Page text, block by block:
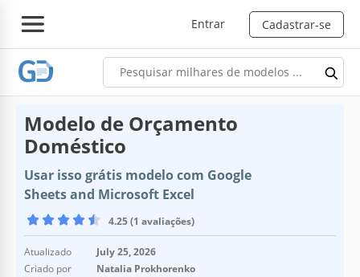
Entrar Cadastrar-se
Modelo de Orçamento
Doméstico
Usar isso grátis modelo com Google
Sheets and Microsoft Excel
4.25 (1 avaliações)
Atualizado
July 25, 2026
Criado por
Natalia Prokhorenko